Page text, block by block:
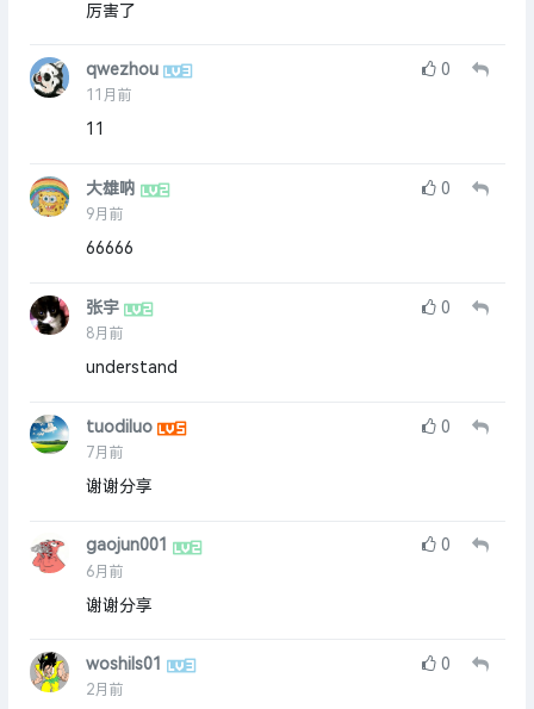
厉害了
qwezhou
11月前
0
11
大雄呐
9月前
0
66666
张宇
8月前
0
understand
tuodiluo
7月前
0
谢谢分享
gaojun001
6月前
0
谢谢分享
woshils01
2月前
0